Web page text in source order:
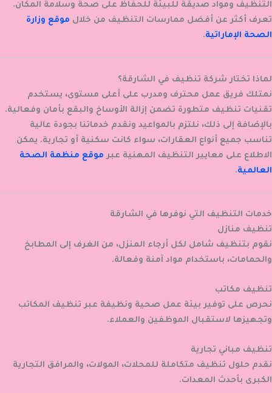
التنظيف ومواد صديقة للبيئة للحفاظ على صحة وسلامة المكان.
تعرف أكثر عن أفضل ممارسات التنظيف من خلال موقع وزارة
الصحة الإماراتية.
لماذا تختار شركة تنظيف في الشارقة؟
نمتلك فريق عمل محترف ومدرب على أعلى مستوى، يستخدم
تقنيات تنظيف متطورة تضمن إزالة الأوساخ والبقع بأمان وفعالية.
بالإضافة إلى ذلك، نلتزم بالمواعيد ونقدم خدماتنا بجودة عالية
تناسب جميع أنواع العقارات، سواء كانت سكنية أو تجارية. يمكن
الاطلاع على معايير التنظيف المهنية عبر موقع منظمة الصحة
العالمية.
خدمات التنظيف التي نوفرها في الشارقة
تنظيف منازل
نقوم بتنظيف شامل لكل أرجاء المنزل، من الغرف إلى المطابخ
والحمامات، باستخدام مواد آمنة وفعالة.
تنظيف مكاتب
نحرص على توفير بيئة عمل صحية ونظيفة عبر تنظيف المكاتب
وتجهيزها لاستقبال الموظفين والعملاء.
تنظيف مباني تجارية
نقدم حلول تنظيف متكاملة للمحلات، المولات، والمرافق التجارية
الكبرى بأحدث المعدات.